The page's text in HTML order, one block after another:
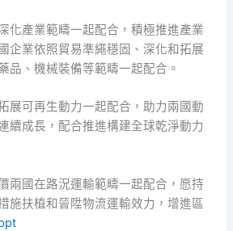
化產業範疇一起配合，積極推進產業
企業依照貿易準繩穩固、深化和拓展
品、機械裝備等範疇一起配合。
展可再生動力一起配合，助力兩國動
續成長，配合推進構建全球乾淨動力
兩國在路況運輸範疇一起配合，愿持
施扶植和晉陞物流運輸效力，增進區